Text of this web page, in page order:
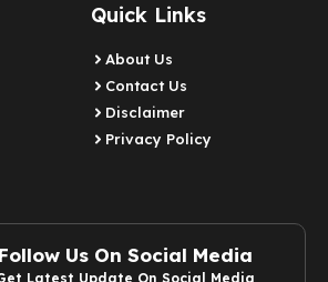
Quick Links
About Us
Contact Us
Disclaimer
Privacy Policy
Follow Us On Social Media
Latest Update On Social Media